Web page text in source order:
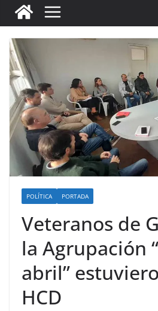
POLÍTICA PORTADA
Veteranos de
la Agrupación
abril”
HCD